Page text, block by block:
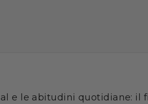
e le abitudini quotidiane: